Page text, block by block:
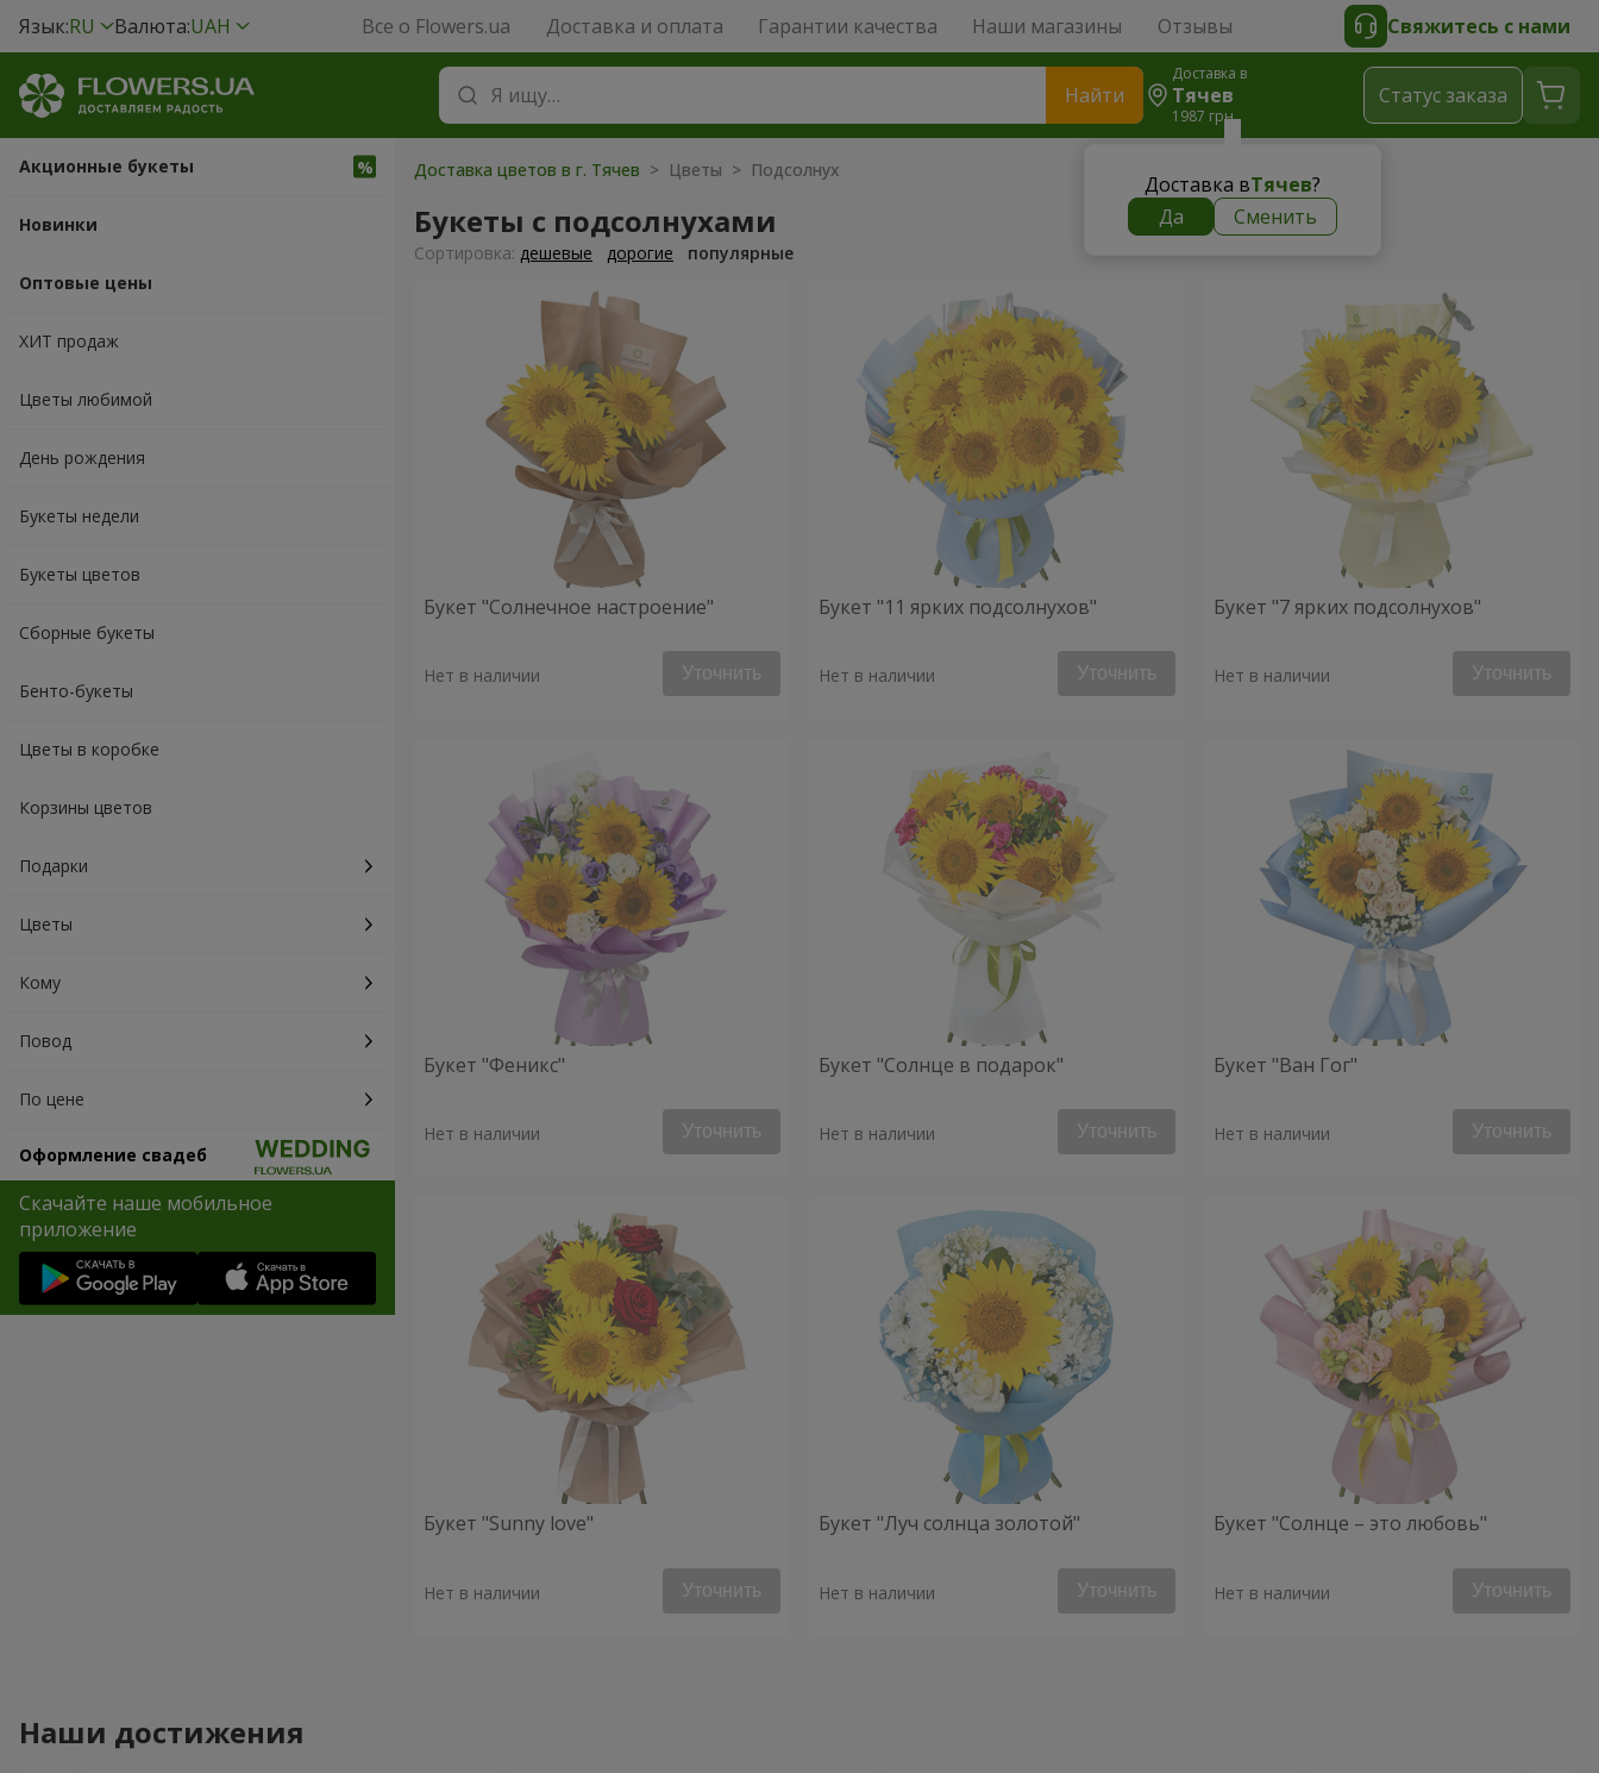
Язык:RU Валюта:UAH Все о Flowers.ua Доставка и оплата Гарантии качества Наши магазины Отзывы Свяжитесь с нами
Найти
Доставка в
Тячев
1987 грн
Доставка вТячев?
Да
Сменить
Cтатус заказа
Акционные букеты
Новинки
Оптовые цены
ХИТ продаж
Цветы любимой
День рождения
Букеты недели
Букеты цветов
Сборные букеты
Бенто-букеты
Цветы в коробке
Корзины цветов
Подарки
Цветы
Кому
Повод
По цене
Оформление свадеб
Скачайте наше мобильное
приложение
Доставка цветов в г. Тячев > Цветы > Подсолнух
Букеты с подсолнухами
Cортировка: дешевые дорогие популярные
Букет "Солнечное настроение"
Нет в наличии Уточнить
Букет "11 ярких подсолнухов"
Нет в наличии Уточнить
Букет "7 ярких подсолнухов"
Нет в наличии Уточнить
Букет "Феникс"
Нет в наличии Уточнить
Букет "Солнце в подарок"
Нет в наличии Уточнить
Букет "Ван Гог"
Нет в наличии Уточнить
Букет "Sunny love"
Нет в наличии Уточнить
Букет "Луч солнца золотой"
Нет в наличии Уточнить
Букет "Солнце – это любовь"
Нет в наличии Уточнить
Наши достижения